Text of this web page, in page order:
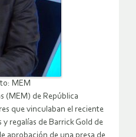
MEM
(MEM) de República
que vinculaban el reciente
regalías de Barrick Gold de